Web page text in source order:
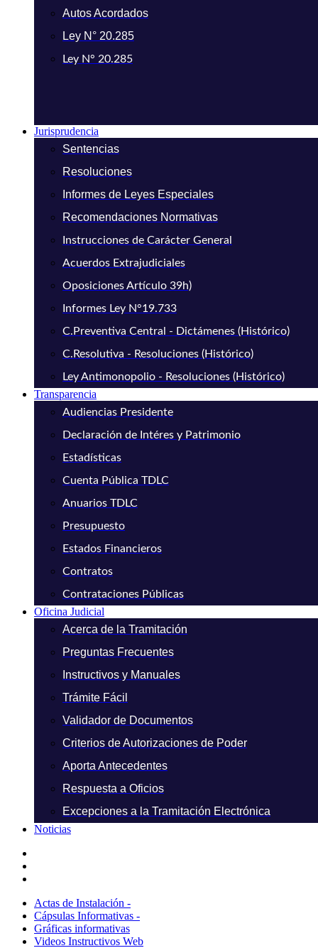
Autos Acordados
Ley N° 20.285
Ley N° 20.285
Jurisprudencia
Sentencias
Resoluciones
Informes de Leyes Especiales
Recomendaciones Normativas
Instrucciones de Carácter General
Acuerdos Extrajudiciales
Oposiciones Artículo 39h)
Informes Ley N°19.733
C.Preventiva Central - Dictámenes (Histórico)
C.Resolutiva - Resoluciones (Histórico)
Ley Antimonopolio - Resoluciones (Histórico)
Transparencia
Audiencias Presidente
Declaración de Intéres y Patrimonio
Estadísticas
Cuenta Pública TDLC
Anuarios TDLC
Presupuesto
Estados Financieros
Contratos
Contrataciones Públicas
Oficina Judicial
Acerca de la Tramitación
Preguntas Frecuentes
Instructivos y Manuales
Trámite Fácil
Validador de Documentos
Criterios de Autorizaciones de Poder
Aporta Antecedentes
Respuesta a Oficios
Excepciones a la Tramitación Electrónica
Noticias
Actas de Instalación -
Cápsulas Informativas -
Gráficas informativas
Videos Instructivos Web